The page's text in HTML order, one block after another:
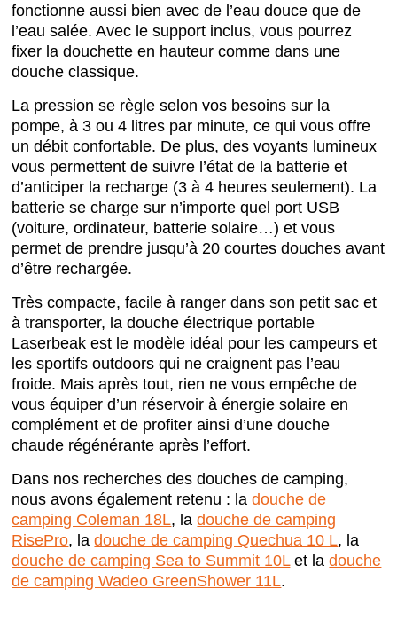
fonctionne aussi bien avec de l’eau douce que de
l’eau salée. Avec le support inclus, vous pourrez
fixer la douchette en hauteur comme dans une
douche classique.
La pression se règle selon vos besoins sur la
pompe, à 3 ou 4 litres par minute, ce qui vous offre
un débit confortable. De plus, des voyants lumineux
vous permettent de suivre l’état de la batterie et
d’anticiper la recharge (3 à 4 heures seulement). La
batterie se charge sur n’importe quel port USB
(voiture, ordinateur, batterie solaire…) et vous
permet de prendre jusqu’à 20 courtes douches avant
d’être rechargée.
Très compacte, facile à ranger dans son petit sac et
à transporter, la douche électrique portable
Laserbeak est le modèle idéal pour les campeurs et
les sportifs outdoors qui ne craignent pas l’eau
froide. Mais après tout, rien ne vous empêche de
vous équiper d’un réservoir à énergie solaire en
complément et de profiter ainsi d’une douche
chaude régénérante après l’effort.
Dans nos recherches des douches de camping,
nous avons également retenu : ladouche de
camping Coleman 18L, ladouche de camping
RisePro, ladouche de camping Quechua 10 L, la
douche de camping Sea to Summit 10Let ladouche
de camping Wadeo GreenShower 11L.